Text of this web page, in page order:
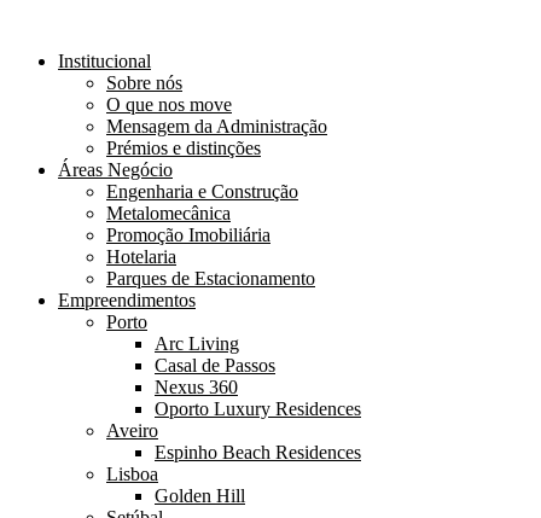
Institucional
Sobre nós
O que nos move
Mensagem da Administração
Prémios e distinções
Áreas Negócio
Engenharia e Construção
Metalomecânica
Promoção Imobiliária
Hotelaria
Parques de Estacionamento
Empreendimentos
Porto
Arc Living
Casal de Passos
Nexus 360
Oporto Luxury Residences
Aveiro
Espinho Beach Residences
Lisboa
Golden Hill